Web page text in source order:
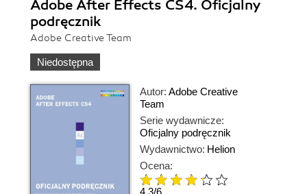
Adobe After Effects CS4. Oficjalny
podręcznik
Adobe Creative Team
Niedostępna
Autor: Adobe Creative
Team
Serie wydawnicze:
Oficjalny podręcznik
Wydawnictwo: Helion
Ocena:
4.3/6